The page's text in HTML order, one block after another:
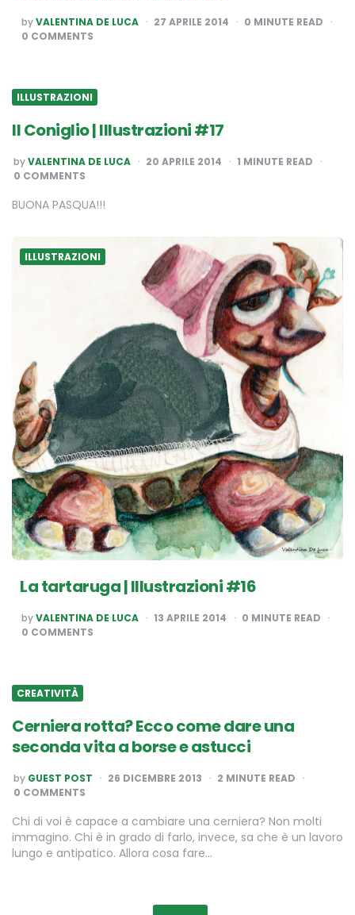
POSTED
BY
byVALENTINA DE LUCA 27 APRILE 2014 0 MINUTE READ
0 COMMENTS
ILLUSTRAZIONI
Il Coniglio | Illustrazioni #17
POSTED
BY
byVALENTINA DE LUCA 20 APRILE 2014 1 MINUTE READ
0 COMMENTS
BUONA PASQUA!!!
ILLUSTRAZIONI
La tartaruga | Illustrazioni #16
POSTED
BY
byVALENTINA DE LUCA 13 APRILE 2014 0 MINUTE READ
0 COMMENTS
CREATIVITÀ
Cerniera rotta? Ecco come dare una
seconda vita a borse e astucci
POSTED
BY
by GUEST POST 26 DICEMBRE 2013 2 MINUTE READ
0 COMMENTS
Chi di voi è capace a cambiare una cerniera? Non molti
immagino. Chi è in grado di farlo, invece, sa che è un lavoro
lungo e antipatico. Allora cosa fare…